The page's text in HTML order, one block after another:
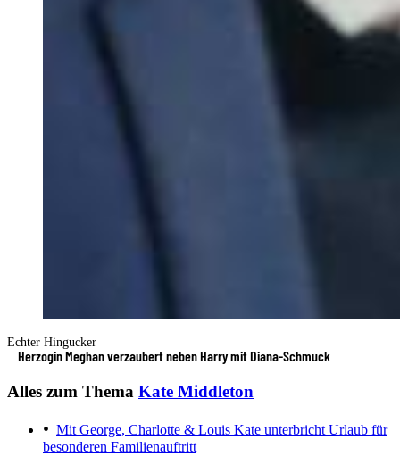
Echter Hingucker
Herzogin Meghan verzaubert neben Harry mit Diana-Schmuck
Alles zum Thema Kate Middleton
Mit George, Charlotte & Louis Kate unterbricht Urlaub für
besonderen Familienauftritt